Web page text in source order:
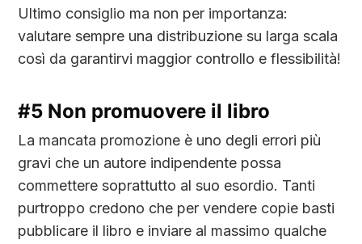
Ultimo consiglio ma non per importanza:
valutare sempre una distribuzione su larga scala
così da garantirvi maggior controllo e flessibilità!
#5 Non promuovere il libro
La mancata promozione è uno degli errori più
gravi che un autore indipendente possa
commettere soprattutto al suo esordio. Tanti
purtroppo credono che per vendere copie basti
pubblicare il libro e inviare al massimo qualche